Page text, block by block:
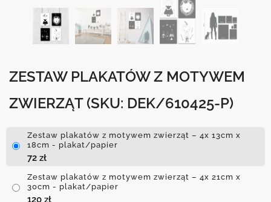
ZESTAW PLAKATÓW Z MOTYWEM
ZWIERZĄT (SKU: DEK/610425-P)
Zestaw plakatów z motywem zwierząt – 4x 13cm x
18cm - plakat/papier
72 zł
Zestaw plakatów z motywem zwierząt – 4x 21cm x
30cm - plakat/papier
120 zł